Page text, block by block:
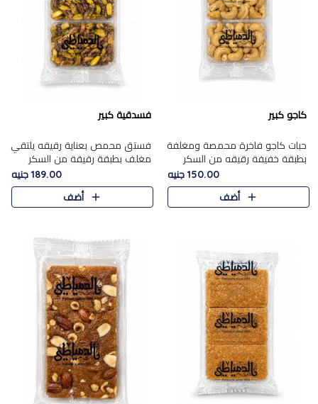
كاجو كبير
حبات كاجو فاخرة محمصة ومغلفة
بطبقة خفيفة رقيقه من السكر
المكرمل، تجمع بين توازن النعومة
زبدية غنية فاخرة والقرمشة
المرضية في حلوى شرقية بطاب..
150.00 جنيه
أضف
فسدقية كبير
فستق محمص بعناية رقيقه يلتقي
مغلف بطبقة رقيقة من السكر
المكرمل، ليقدم مذاقًا فاخرًا حلوي
شرقية فاخرة ونكهة غنية ناتي تميز
كل قطعة و قوام هش
189.00 جنيه
أضف